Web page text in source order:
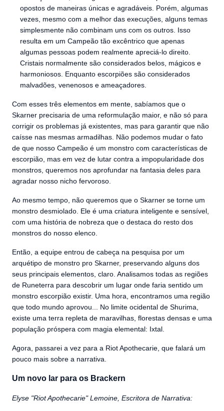
opostos de maneiras únicas e agradáveis. Porém, algumas
vezes, mesmo com a melhor das execuções, alguns temas
simplesmente não combinam uns com os outros. Isso
resulta em um Campeão tão excêntrico que apenas
algumas pessoas podem realmente apreciá-lo direito.
Cristais normalmente são considerados belos, mágicos e
harmoniosos. Enquanto escorpiões são considerados
malvadões, venenosos e ameaçadores.
Com esses três elementos em mente, sabíamos que o
Skarner precisaria de uma reformulação maior, e não só para
corrigir os problemas já existentes, mas para garantir que não
caísse nas mesmas armadilhas. Não podemos mudar o fato
de que nosso Campeão é um monstro com características de
escorpião, mas em vez de lutar contra a impopularidade dos
monstros, queremos nos aprofundar na fantasia deles para
agradar nosso nicho fervoroso.
Ao mesmo tempo, não queremos que o Skarner se torne um
monstro desmiolado. Ele é uma criatura inteligente e sensível,
com uma história de nobreza que o destaca do resto dos
monstros do nosso elenco.
Então, a equipe entrou de cabeça na pesquisa por um
arquétipo de monstro pro Skarner, preservando alguns dos
seus principais elementos, claro. Analisamos todas as regiões
de Runeterra para descobrir um lugar onde faria sentido um
monstro escorpião existir. Uma hora, encontramos uma região
que todo mundo aprovou... No limite ocidental de Shurima,
existe uma terra repleta de maravilhas, florestas densas e uma
população próspera com magia elemental: Ixtal.
Agora, passarei a vez para a Riot Apothecarie, que falará um
pouco mais sobre a narrativa.
Um novo lar para os Brackern
Elyse "Riot Apothecarie" Lemoine, Escritora de Narrativa: